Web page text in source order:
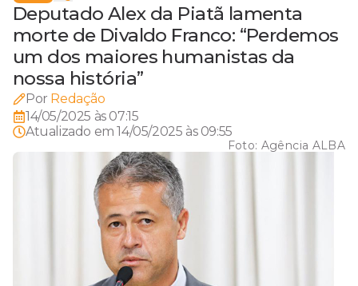
maiores humanistas da nossa
história”
Deputado Alex da Piatã lamenta
morte de Divaldo Franco: “Perdemos
um dos maiores humanistas da
nossa história”
Por Redação
14/05/2025 às 07:15
Atualizado em14/05/2025 às 09:55
Foto: Agência ALBA